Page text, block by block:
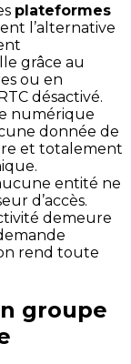
plateformes
l’alternative
grâce au
ou en
désactivé.
numérique
donnée de
et totalement
entité ne
d’accès.
demeure
rend toute
groupe